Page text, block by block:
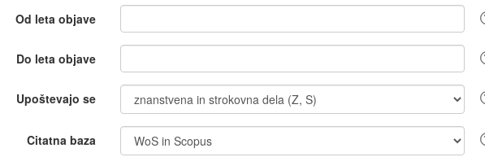
Od leta objave
Do leta objave
Upoštevajo se
Citatna baza